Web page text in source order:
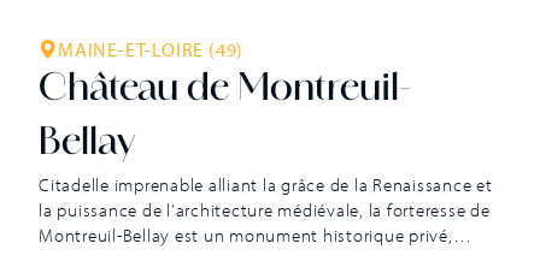
MAINE-ET-LOIRE (49)
Château de Montreuil-
Bellay
Citadelle imprenable alliant la grâce de la Renaissance et
la puissance de l’architecture médiévale, la forteresse de
Montreuil-Bellay est un monument historique privé,